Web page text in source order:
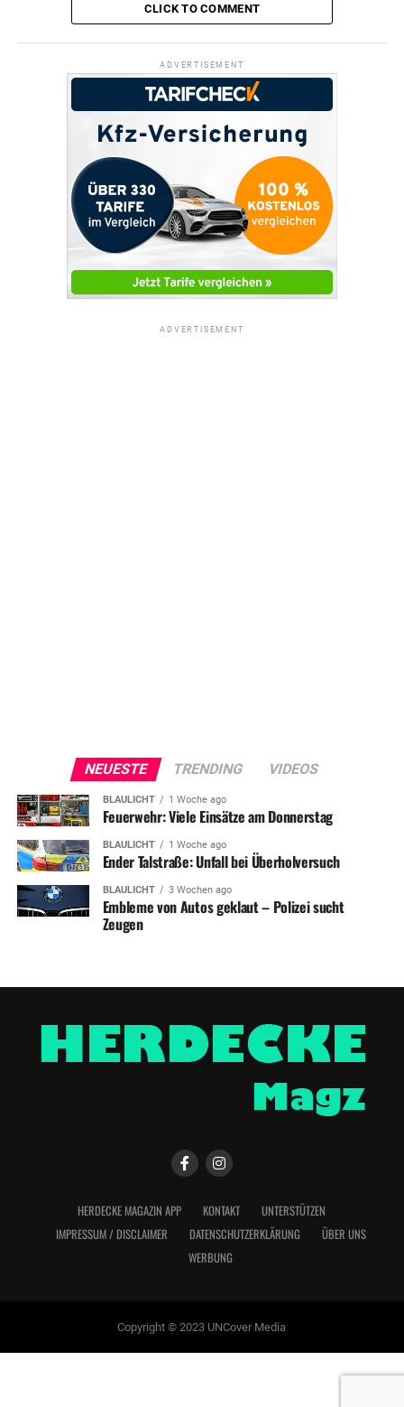
CLICK TO COMMENT
ADVERTISEMENT
ADVERTISEMENT
NEUESTE TRENDING VIDEOS
BLAULICHT 1 Woche ago
Feuerwehr: Viele Einsätze am Donnerstag
BLAULICHT 1 Woche ago
Ender Talstraße: Unfall bei Überholversuch
BLAULICHT 3 Wochen ago
Embleme von Autos geklaut – Polizei sucht
Zeugen
HERDECKE MAGAZIN APP KONTAKT
UNTERSTÜTZEN
IMPRESSUM / DISCLAIMER
DATENSCHUTZERKLÄRUNG
ÜBER UNS
WERBUNG
Copyright © 2023 UNCover Media